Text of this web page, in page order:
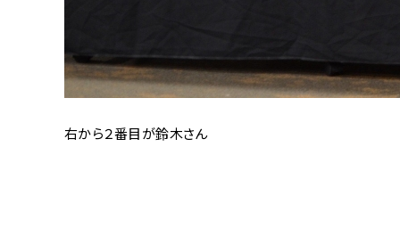
右から２番目が鈴木さん